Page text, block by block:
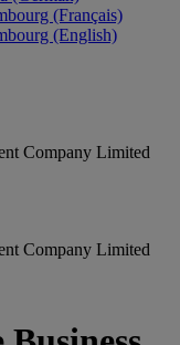
(Français)
(English)
Company Limited
Company Limited